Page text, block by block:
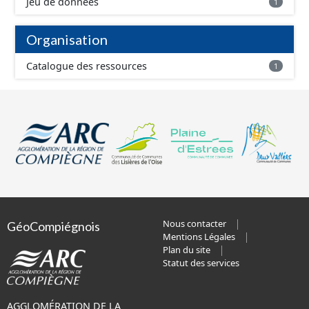
Organisation
Catalogue des ressources 1
GéoCompiégnois
AGGLOMÉRATION DE LA
Nous contacter
Mentions Légales
Plan du site
Statut des services